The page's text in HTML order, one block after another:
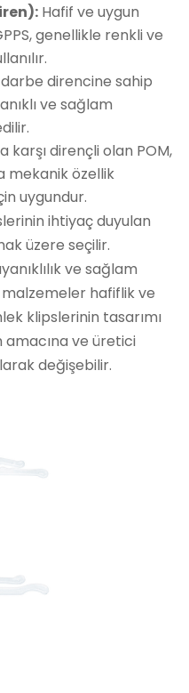
Hafif ve uygun
genellikle renkli ve
direncine sahip
ve sağlam
karşı dirençli olan POM,
mekanik özellik
uygundur.
ihtiyaç duyulan
üzere seçilir.
ve sağlam
hafiflik ve
klipslerinin tasarımı
amacına ve üretici
değişebilir.